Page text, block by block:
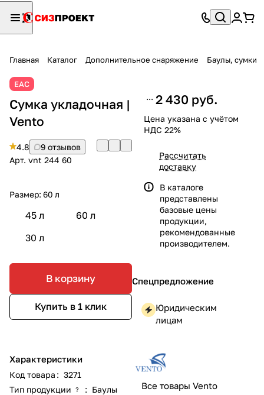
Главная Каталог Дополнительное снаряжение Баулы, сумки
ЕАС
Сумка укладочная |
Vento
4.8
9 отзывов
Арт. vnt 244 60
Размер: 60 л
45 л
60 л
30 л
В корзину
Купить в 1 клик
Характеристики
Код товара : 3271
Тип продукции
? : Баулы
2 430 руб.
Цена указана с учётом
НДС 22%
Рассчитать
доставку
В каталоге
представлены
базовые цены
продукции,
рекомендованные
производителем.
Спецпредложение
Юридическим
лицам
Все товары Vento